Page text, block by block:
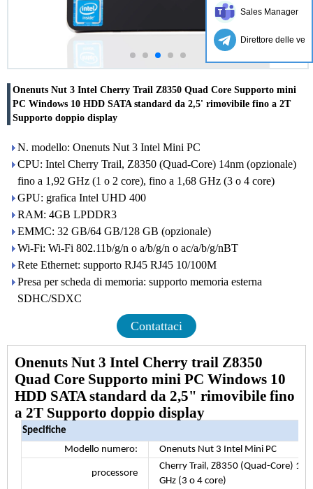
Onenuts Nut 3 Intel Cherry Trail Z8350 Quad Core Supporto mini
PC Windows 10 HDD SATA standard da 2,5' rimovibile fino a 2T
Supporto doppio display
N. modello: Onenuts Nut 3 Intel Mini PC
CPU: Intel Cherry Trail, Z8350 (Quad-Core) 14nm (opzionale)
fino a 1,92 GHz (1 o 2 core), fino a 1,68 GHz (3 o 4 core)
GPU: grafica Intel UHD 400
RAM: 4GB LPDDR3
EMMC: 32 GB/64 GB/128 GB (opzionale)
Wi-Fi: Wi-Fi 802.11b/g/n o a/b/g/n o ac/a/b/g/nBT
Rete Ethernet: supporto RJ45 RJ45 10/100M
Presa per scheda di memoria: supporto memoria esterna
SDHC/SDXC
Contattaci
Onenuts Nut 3 Intel Cherry trail Z8350
Quad Core Supporto mini PC Windows 10
HDD SATA standard da 2,5" rimovibile fino
a 2T Supporto doppio display
Specifiche
Modello numero:
Onenuts Nut 3 Intel Mini PC
processore
Cherry Trail, Z8350 (Quad-Core)
GHz (3 o 4 core)
Sales Manager
Direttore delle